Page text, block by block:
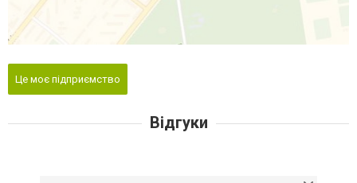
Це моє підприємство
Відгуки